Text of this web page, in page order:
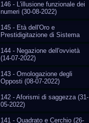
146 - L'illusione funzionale dei
numeri (30-08-2022)
145 - Età dell'Oro e
Prestidigitazione di Sistema
144 - Negazione dell'ovvietà
(14-07-2022)
143 - Omologazione degli
Opposti (08-07-2022)
142 - Aforismi di saggezza (31-
05-2022)
141 - Quadrato e Cerchio (26-